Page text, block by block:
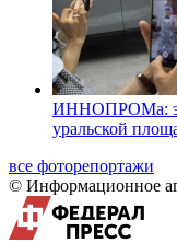
ИННОПРОМа:
уральской
все фоторепортажи
© Информационное